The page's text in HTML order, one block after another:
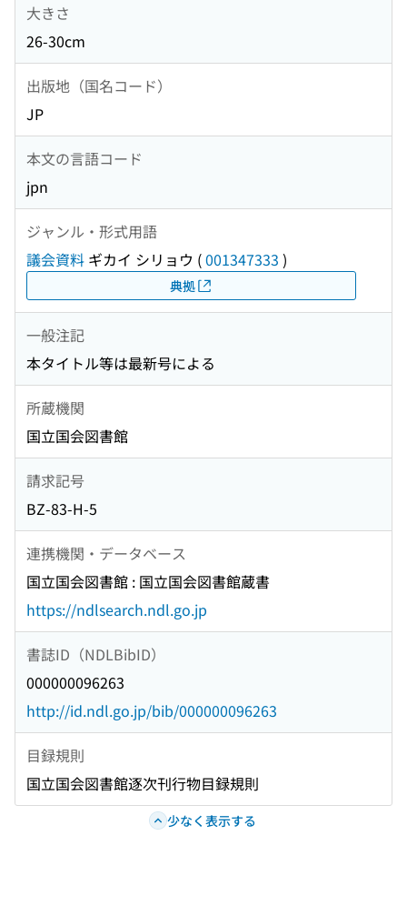
大きさ
26-30cm
出版地（国名コード）
JP
本文の言語コード
jpn
ジャンル・形式用語
議会資料 ギカイ シリョウ (001347333 )
典拠
一般注記
本タイトル等は最新号による
所蔵機関
国立国会図書館
請求記号
BZ-83-H-5
連携機関・データベース
国立国会図書館 : 国立国会図書館蔵書
https://ndlsearch.ndl.go.jp
書誌ID（NDLBibID）
000000096263
http://id.ndl.go.jp/bib/000000096263
目録規則
国立国会図書館逐次刊行物目録規則
少なく表示する